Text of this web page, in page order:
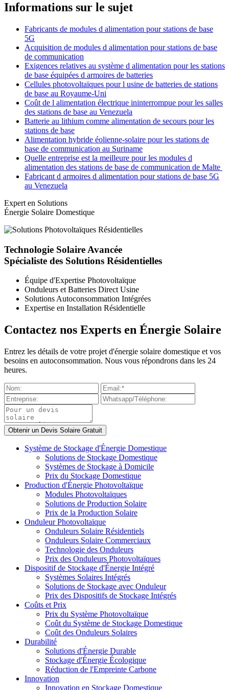
Informations sur le sujet
Fabricants de modules d alimentation pour stations de base
5G
Acquisition de modules d alimentation pour stations de base
de communication
Exigences relatives au système d alimentation pour les stations
de base équipées d armoires de batteries
Cellules photovoltaïques pour l usine de batteries de stations
de base au Royaume-Uni
Coût de l alimentation électrique ininterrompue pour les salles
des stations de base au Venezuela
Batterie au lithium comme alimentation de secours pour les
stations de base
Alimentation hybride éolienne-solaire pour les stations de
base de communication au Suriname
Quelle entreprise est la meilleure pour les modules d
alimentation des stations de base de communication de Malte
Fabricant d armoires d alimentation pour stations de base 5G
au Venezuela
Expert en Solutions
Énergie Solaire Domestique
Technologie Solaire Avancée
Spécialiste des Solutions Résidentielles
Équipe d'Expertise Photovoltaïque
Onduleurs et Batteries Direct Usine
Solutions Autoconsommation Intégrées
Expertise en Installation Résidentielle
Contactez nos Experts en Énergie Solaire
Entrez les détails de votre projet d'énergie solaire domestique et vos
besoins en autoconsommation. Nous vous répondrons dans les 24
heures.
Système de Stockage d'Énergie Domestique
Solutions de Stockage Domestique
Systèmes de Stockage à Domicile
Prix du Stockage Domestique
Production d'Énergie Photovoltaïque
Modules Photovoltaïques
Solutions de Production Solaire
Prix de la Production Solaire
Onduleur Photovoltaïque
Onduleurs Solaire Résidentiels
Onduleurs Solaire Commerciaux
Technologie des Onduleurs
Prix des Onduleurs Photovoltaïques
Dispositif de Stockage d'Énergie Intégré
Systèmes Solaires Intégrés
Solutions de Stockage avec Onduleur
Prix des Dispositifs de Stockage Intégrés
Coûts et Prix
Prix du Système Photovoltaïque
Coût du Système de Stockage Domestique
Coût des Onduleurs Solaires
Durabilité
Solutions d'Énergie Durable
Stockage d'Énergie Écologique
Réduction de l'Empreinte Carbone
Innovation
Innovation en Stockage Domestique